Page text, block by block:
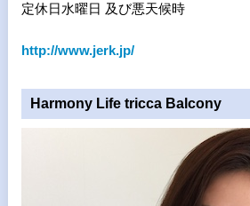
定休日水曜日 及び悪天候時
http://www.jerk.jp/
Harmony Life tricca Balcony